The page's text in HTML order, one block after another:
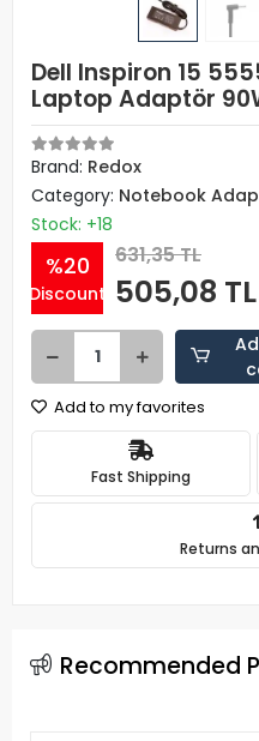
Dell Inspiron 15
Laptop Adaptör
Brand: Redox
Category: Notebook
Stock: +18
%20
Discount
631,35 TL
505,08 TL
Add to my favorites
Fast Shipping
Returns
Recommended